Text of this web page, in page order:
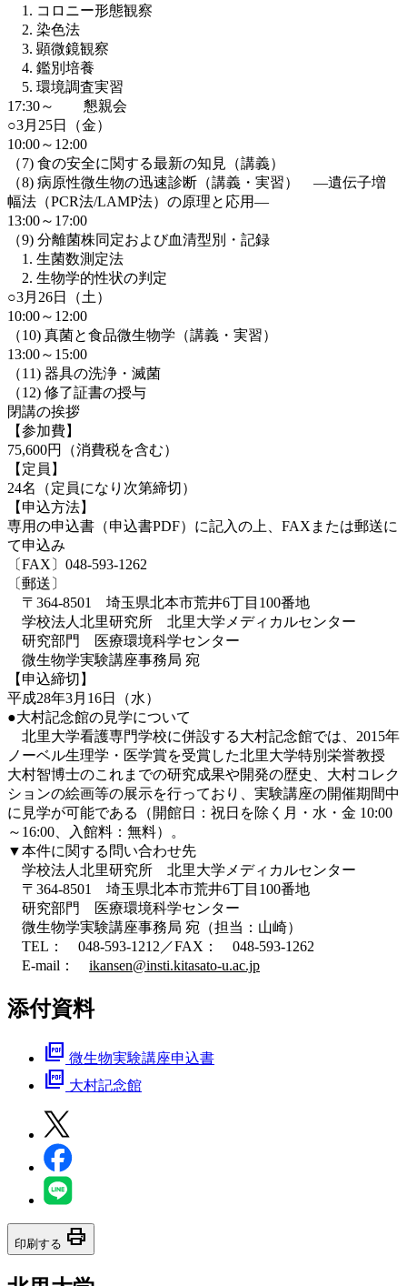
1. コロニー形態観察
2. 染色法
3. 顕微鏡観察
4. 鑑別培養
5. 環境調査実習
17:30～ 懇親会
○3月25日（金）
10:00～12:00
（7) 食の安全に関する最新の知見（講義）
（8) 病原性微生物の迅速診断（講義・実習） ―遺伝子増
幅法（PCR法/LAMP法）の原理と応用―
13:00～17:00
（9) 分離菌株同定および血清型別・記録
1. 生菌数測定法
2. 生物学的性状の判定
○3月26日（土）
10:00～12:00
（10) 真菌と食品微生物学（講義・実習）
13:00～15:00
（11) 器具の洗浄・滅菌
（12) 修了証書の授与
閉講の挨拶
【参加費】
75,600円（消費税を含む）
【定員】
24名（定員になり次第締切）
【申込方法】
専用の申込書（申込書PDF）に記入の上、FAXまたは郵送に
て申込み
〔FAX〕048-593-1262
〔郵送〕
〒364-8501 埼玉県北本市荒井6丁目100番地
学校法人北里研究所 北里大学メディカルセンター
研究部門 医療環境科学センター
微生物学実験講座事務局 宛
【申込締切】
平成28年3月16日（水）
●大村記念館の見学について
北里大学看護専門学校に併設する大村記念館では、2015年
ノーベル生理学・医学賞を受賞した北里大学特別栄誉教授
大村智博士のこれまでの研究成果や開発の歴史、大村コレク
ションの絵画等の展示を行っており、実験講座の開催期間中
に見学が可能である（開館日：祝日を除く月・水・金 10:00
～16:00、入館料：無料）。
▼本件に関する問い合わせ先
学校法人北里研究所 北里大学メディカルセンター
〒364-8501 埼玉県北本市荒井6丁目100番地
研究部門 医療環境科学センター
微生物学実験講座事務局 宛（担当：山崎）
TEL： 048-593-1212／FAX： 048-593-1262
E-mail： ikansen@insti.kitasato-u.ac.jp
添付資料
picture_as_pdf 微生物実験講座申込書
picture_as_pdf 大村記念館
印刷する print